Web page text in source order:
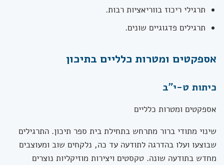
תרגילי ריכוז בווריאציות רבות.
תרגילים פדגוגיים שונים.
אספקטים ומטרות כלליים בתיכון
כיתות ט-י"ב
אספקטים ומטרות כלליים
שינוי מתודי ברור מתרחש בתחילת בית ספר תיכון. התרגילים
שבוצעו ועלו בהדרגה לתודעה עד כה, נלקחים שוב ומעוצבים
מחדש בתודעה שונה. טקסטים ויצירות מוזיקליות נוצרים